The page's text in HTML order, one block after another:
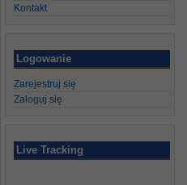
Kontakt
Logowanie
Zarejestruj się
Zaloguj się
Live Tracking